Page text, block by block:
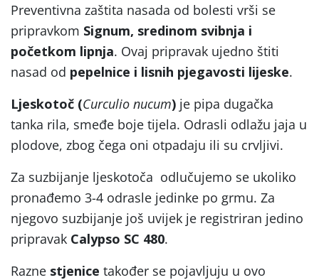
Preventivna zaštita nasada od bolesti vrši se
pripravkom Signum, sredinom svibnja i
početkom lipnja. Ovaj pripravak ujedno štiti
nasad od pepelnice i lisnih pjegavosti lijeske.
Ljeskotoč (Curculio nucum) je pipa dugačka
tanka rila, smeđe boje tijela. Odrasli odlažu jaja u
plodove, zbog čega oni otpadaju ili su crvljivi.
Za suzbijanje ljeskotoča odlučujemo se ukoliko
pronađemo 3-4 odrasle jedinke po grmu. Za
njegovo suzbijanje još uvijek je registriran jedino
pripravak Calypso SC 480.
Razne stjenice također se pojavljuju u ovo